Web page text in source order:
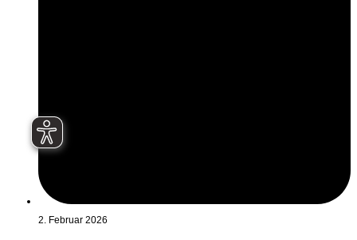
2. Februar 2026